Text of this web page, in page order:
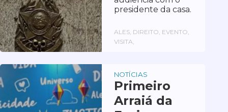
presidente da casa.
ALES, DIREITO, EVENTO,
VISITA,
NOTÍCIAS
Primeiro
Arraiá da